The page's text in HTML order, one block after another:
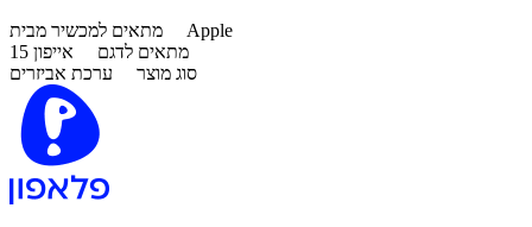
מתאים למכשיר מבית Apple
מתאים לדגם אייפון 15
סוג מוצר ערכת אביזרים